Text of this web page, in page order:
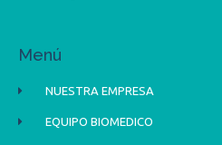
Menú
NUESTRA EMPRESA
EQUIPO BIOMEDICO